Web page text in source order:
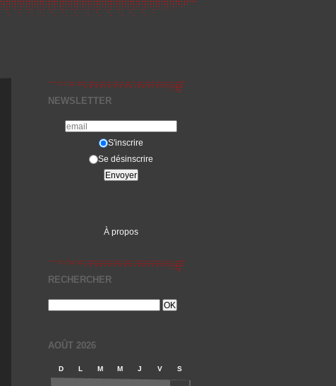
NEWSLETTER
S'inscrire
Se désinscrire
À propos
RECHERCHER
AOÛT 2026
D L M M J V S